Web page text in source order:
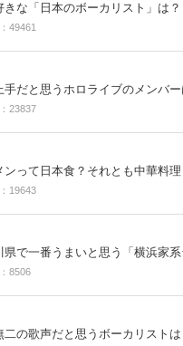
きな「日本のボーカリスト」は？
49461
手だと思うホロライブのメンバー
23837
ンって日本食？それとも中華料理
19643
県で一番うまいと思う「横浜家
8506
二の歌声だと思うボーカリストは